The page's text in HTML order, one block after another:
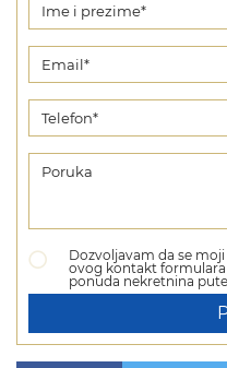
Dozvoljavam da se
ovog kontakt
ponuda nekretnina